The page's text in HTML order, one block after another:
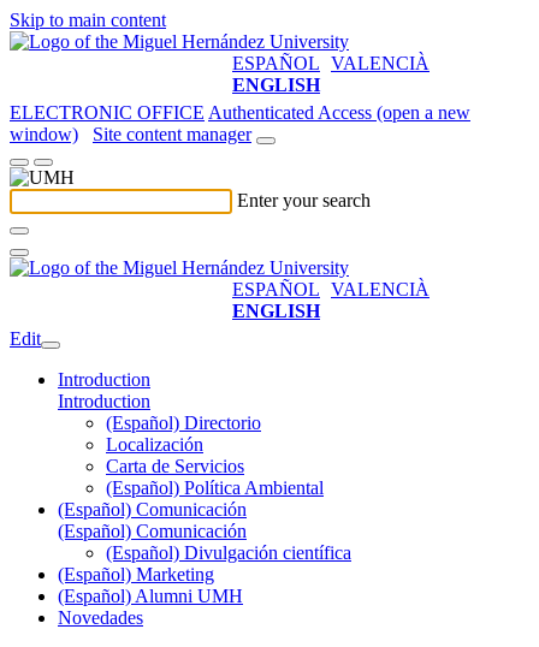
Skip to main content
ESPAÑOL VALENCIÀ
ENGLISH
ELECTRONIC OFFICE Authenticated Access (open a new
window)
Site content manager
Enter your search
ESPAÑOL VALENCIÀ
ENGLISH
Edit
Introduction
Introduction
(Español) Directorio
Localización
Carta de Servicios
(Español) Política Ambiental
(Español) Comunicación
(Español) Comunicación
(Español) Divulgación científica
(Español) Marketing
(Español) Alumni UMH
Novedades